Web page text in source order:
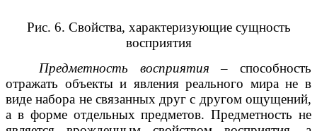
Рис. 6. Свойства, характеризующие сущность
восприятия
Предметность восприятия – способность
отражать объекты и явления реального мира не в
виде набора не связанных друг с другом ощущений,
а в форме отдельных предметов. Предметность не